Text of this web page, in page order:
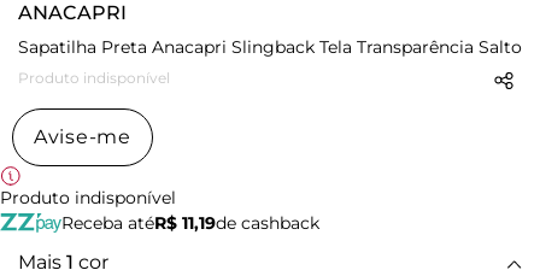
ANACAPRI
Sapatilha Preta Anacapri Slingback Tela Transparência Salto
Produto indisponível
Avise-me
Produto indisponível
Receba atéR$ 11,19de cashback
Mais 1 cor